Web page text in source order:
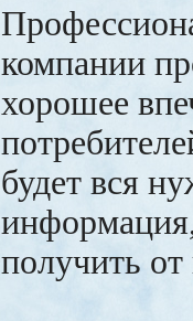
компании
хорошее
будет вся
получить